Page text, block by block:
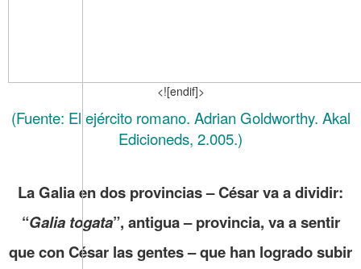
<![endif]>
(Fuente: El ejército romano. Adrian Goldworthy. Akal
Edicioneds, 2.005.)
La Galia en dos provincias – César va a dividir:
“Galia togata”, antigua – provincia, va a sentir
que con César las gentes – que han logrado subir